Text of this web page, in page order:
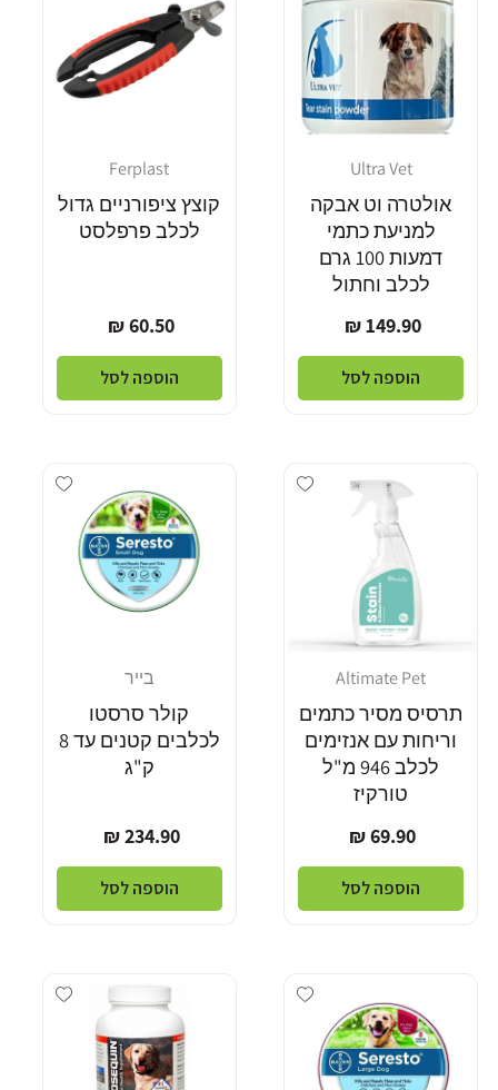
Ultra Vet
אולטרה וט אבקה
למניעת כתמי
דמעות 100 גרם
לכלב וחתול
מחיר
רגיל
149.90 ₪
הוספה לסל
Ferplast
קוצץ ציפורניים גדול
לכלב פרפלסט
מחיר
רגיל
60.50 ₪
הוספה לסל
Add wishlist
מוֹכֵר:Altimate Pet
תרסיס מסיר כתמים
וריחות עם אנזימים
לכלב 946 מ"ל
טורקיז
מחיר
רגיל
69.90 ₪
הוספה לסל
Add wishlist
בייר
קולר סרסטו
לכלבים קטנים עד 8
ק"ג
מחיר
רגיל
234.90 ₪
הוספה לסל
Add wishlist
Add wishlist